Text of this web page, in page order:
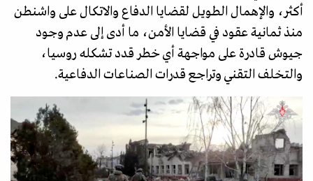
أكثر، والإهمال الطويل لقضايا الدفاع والاتكال على واشنطن
منذ ثمانية عقود في قضايا الأمن، ما أدى إلى عدم وجود
جيوش قادرة على مواجهة أي خطر قدد تشكله روسيا،
والتخلف التقني وتراجع قدرات الصناعات الدفاعية.